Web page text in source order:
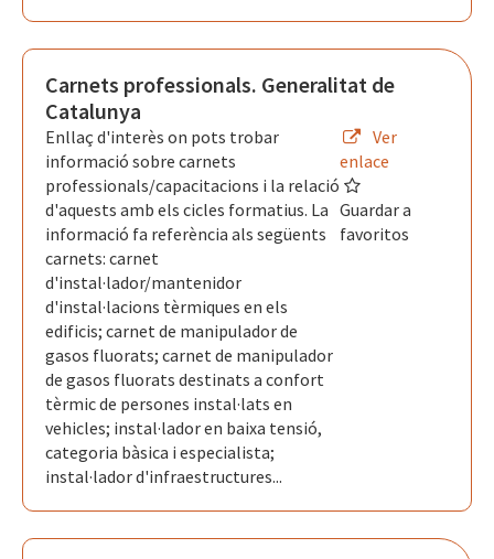
Carnets professionals. Generalitat de
Catalunya
Enllaç d'interès on pots trobar
informació sobre carnets
professionals/capacitacions i la relació
d'aquests amb els cicles formatius. La
informació fa referència als següents
carnets: carnet
d'instal·lador/mantenidor
d'instal·lacions tèrmiques en els
edificis; carnet de manipulador de
gasos fluorats; carnet de manipulador
de gasos fluorats destinats a confort
tèrmic de persones instal·lats en
vehicles; instal·lador en baixa tensió,
categoria bàsica i especialista;
instal·lador d'infraestructures...
Ver
enlace
Guardar a
favoritos